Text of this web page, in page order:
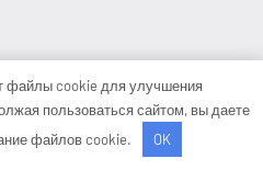
файлы cookie для улучшения
пользоваться сайтом, вы даете
файлов cookie.
OK